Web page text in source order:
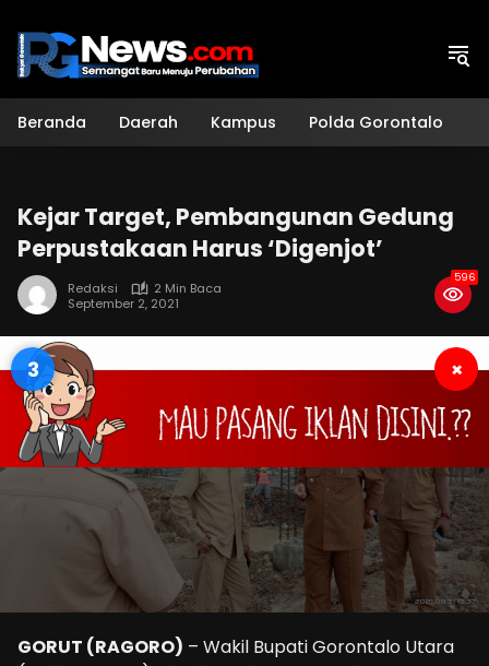
konten
Beranda Daerah Kampus Polda Gorontalo
Kejar Target, Pembangunan Gedung
Perpustakaan Harus ‘Digenjot’
Redaksi
2 Min Baca
September 2, 2021
596
2 ×
GORUT (RAGORO) – Wakil Bupati Gorontalo Utara